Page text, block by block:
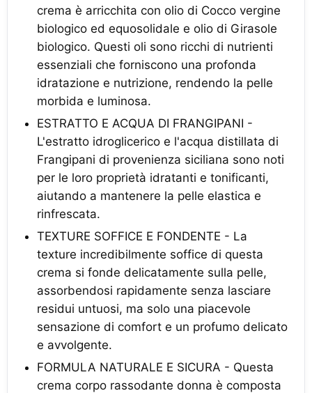
crema è arricchita con olio di Cocco vergine
biologico ed equosolidale e olio di Girasole
biologico. Questi oli sono ricchi di nutrienti
essenziali che forniscono una profonda
idratazione e nutrizione, rendendo la pelle
morbida e luminosa.
ESTRATTO E ACQUA DI FRANGIPANI -
L'estratto idroglicerico e l'acqua distillata di
Frangipani di provenienza siciliana sono noti
per le loro proprietà idratanti e tonificanti,
aiutando a mantenere la pelle elastica e
rinfrescata.
TEXTURE SOFFICE E FONDENTE - La
texture incredibilmente soffice di questa
crema si fonde delicatamente sulla pelle,
assorbendosi rapidamente senza lasciare
residui untuosi, ma solo una piacevole
sensazione di comfort e un profumo delicato
e avvolgente.
FORMULA NATURALE E SICURA - Questa
crema corpo rassodante donna è composta